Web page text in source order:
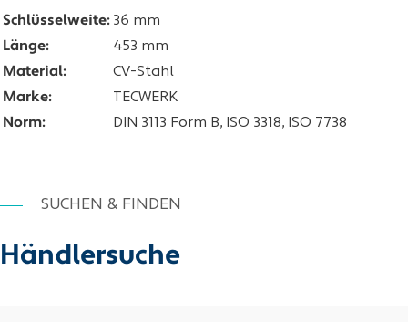
Schlüsselweite: 36 mm
Länge:
453 mm
Material:
CV-Stahl
Marke:
TECWERK
Norm:
DIN 3113 Form B, ISO 3318, ISO 7738
SUCHEN & FINDEN
Händlersuche